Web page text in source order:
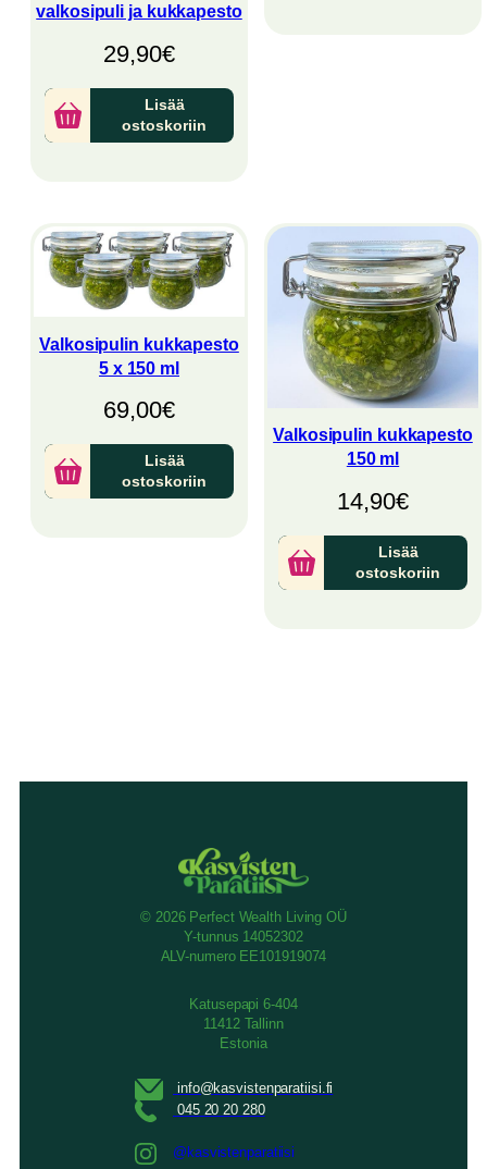
valkosipuli ja kukkapesto
29,90€
Lisää
ostoskoriin
Valkosipulin kukkapesto
5 x 150 ml
69,00€
Lisää
ostoskoriin
Valkosipulin kukkapesto
150 ml
14,90€
Lisää
ostoskoriin
© 2026 Perfect Wealth Living OÜ
Y-tunnus 14052302
ALV-numero EE101919074
Katusepapi 6-404
11412 Tallinn
Estonia
@kasvistenparatiisi